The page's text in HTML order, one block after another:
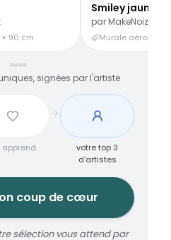
90 cm
Smiley jaune
par MakeNoize
Murale aérosol
signées par l'artiste
apprend
votre top 3
d'artistes
coup de cœur
sélection vous attend par